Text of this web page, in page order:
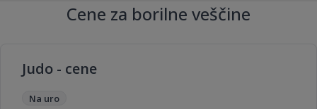
Cene za borilne veščine
Judo - cene
Na uro